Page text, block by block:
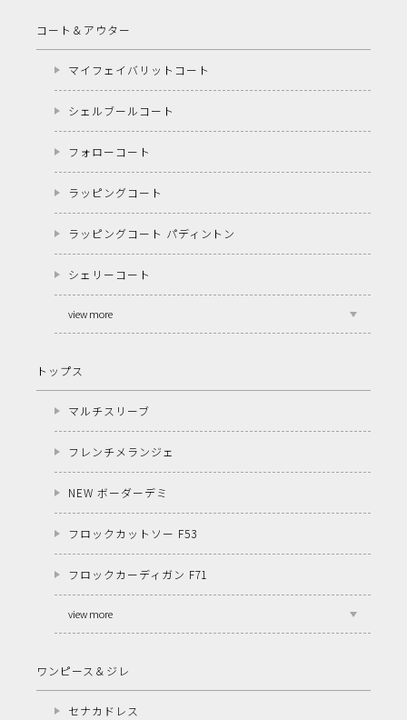
コート＆アウター
マイフェイバリットコート
シェルブールコート
フォローコート
ラッピングコート
ラッピングコート パディントン
シェリーコート
view more
トップス
マルチスリーブ
フレンチメランジェ
NEW ボーダーデミ
フロックカットソー F53
フロックカーディガン F71
view more
ワンピース＆ジレ
セナカドレス